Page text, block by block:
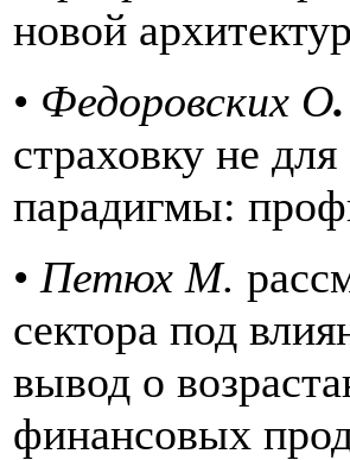
новой
• Федоровских О.
страховку не
парадигмы:
• Петюх М.
сектора под
вывод о
финансовых